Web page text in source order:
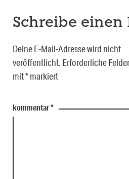
Schreibe einen
Deine E-Mail-Adresse wird nicht
veröffentlicht. Erforderliche
mit*markiert
kommentar*